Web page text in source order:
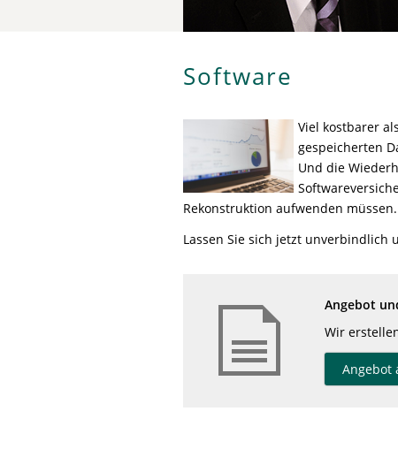
Software
Viel kostbarer
gespeicherten
Und die
Rekonstruktion aufwenden müssen.
Lassen Sie sich jetzt
Angebot
Wir
Angebot